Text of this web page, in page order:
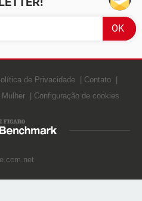
de Privacidade
Contato
Configuração de cookies